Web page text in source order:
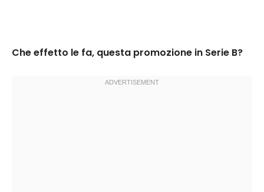
Che effetto le fa, questa promozione in Serie B?